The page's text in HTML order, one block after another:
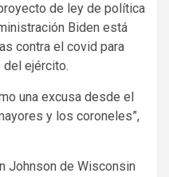
de ley de política
Biden está
contra el covid para
del ejército.
una excusa desde el
y los coroneles”,
Johnson de Wisconsin